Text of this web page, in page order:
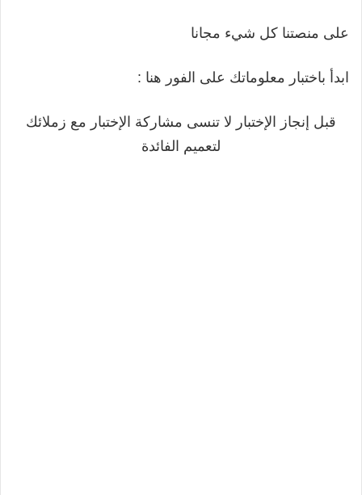
على منصتنا كل شيء مجانا
ابدأ باختبار معلوماتك على الفور هنا :
قبل إنجاز الإختبار لا تنسى مشاركة الإختبار مع زملائك
لتعميم الفائدة